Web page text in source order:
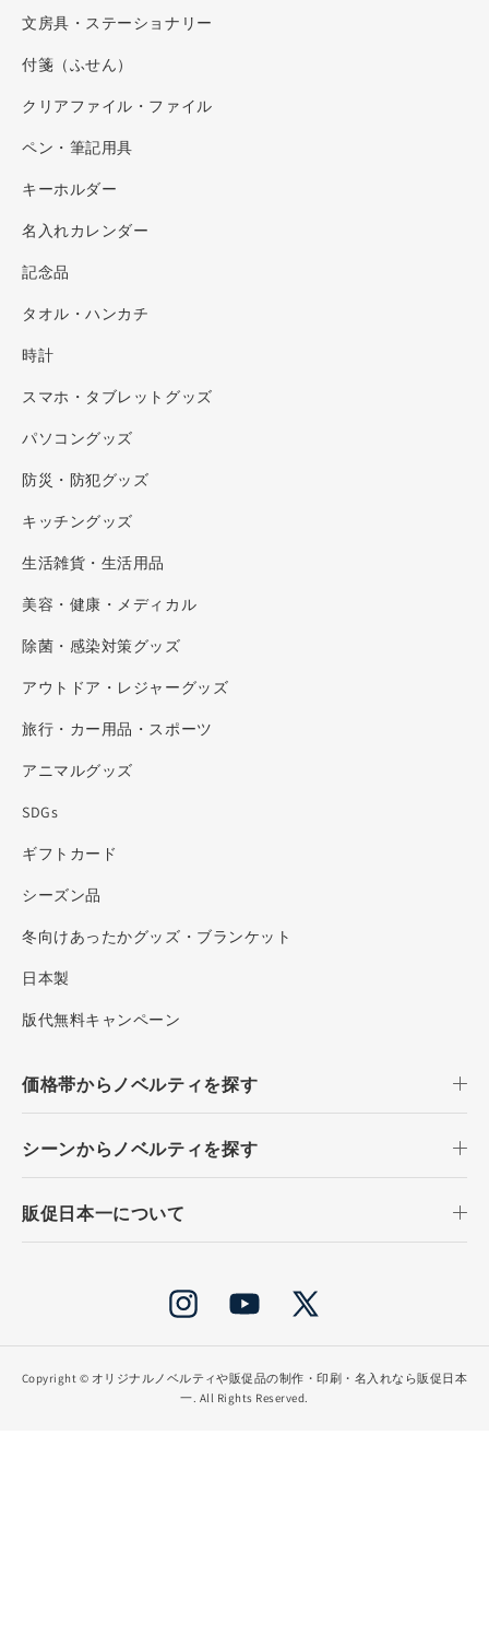
文房具・ステーショナリー
付箋（ふせん）
クリアファイル・ファイル
ペン・筆記用具
キーホルダー
名入れカレンダー
記念品
タオル・ハンカチ
時計
スマホ・タブレットグッズ
パソコングッズ
防災・防犯グッズ
キッチングッズ
生活雑貨・生活用品
美容・健康・メディカル
除菌・感染対策グッズ
アウトドア・レジャーグッズ
旅行・カー用品・スポーツ
アニマルグッズ
SDGs
ギフトカード
シーズン品
冬向けあったかグッズ・ブランケット
日本製
版代無料キャンペーン
価格帯からノベルティを探す
シーンからノベルティを探す
販促日本一について
InstagramYouTube
X
(Twitter)
Copyright © オリジナルノベルティや販促品の制作・印刷・名入れなら販促日本
一. All Rights Reserved.